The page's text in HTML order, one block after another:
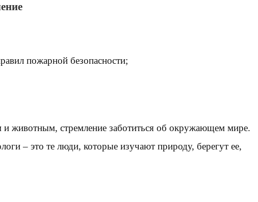
пожарной безопасности;
и животным, стремление заботиться об окружающем мире.
– это те люди, которые изучают природу, берегут ее,